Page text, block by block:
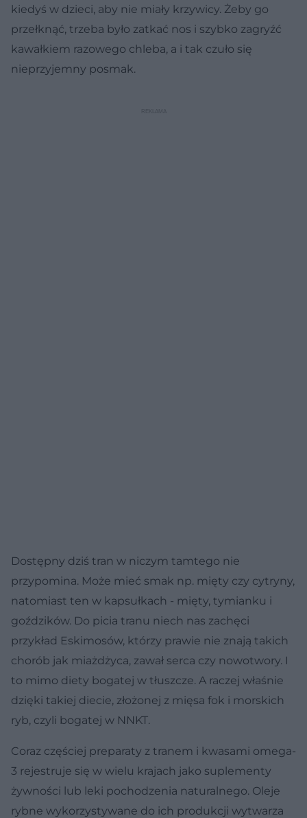
kiedyś w dzieci, aby nie miały krzywicy. Żeby go
przełknąć, trzeba było zatkać nos i szybko zagryźć
kawałkiem razowego chleba, a i tak czuło się
nieprzyjemny posmak.
Dostępny dziś tran w niczym tamtego nie
przypomina. Może mieć smak np. mięty czy cytryny,
natomiast ten w kapsułkach - mięty, tymianku i
goździków. Do picia tranu niech nas zachęci
przykład Eskimosów, którzy prawie nie znają takich
chorób jak miażdżyca, zawał serca czy nowotwory. I
to mimo diety bogatej w tłuszcze. A raczej właśnie
dzięki takiej diecie, złożonej z mięsa fok i morskich
ryb, czyli bogatej w NNKT.
Coraz częściej preparaty z tranem i kwasami omega-
3 rejestruje się w wielu krajach jako suplementy
żywności lub leki pochodzenia naturalnego. Oleje
rybne wykorzystywane do ich produkcji wytwarza